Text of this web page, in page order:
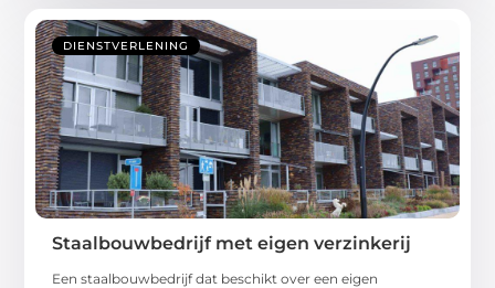
DIENSTVERLENING
Staalbouwbedrijf met eigen verzinkerij
Een staalbouwbedrijf dat beschikt over een eigen